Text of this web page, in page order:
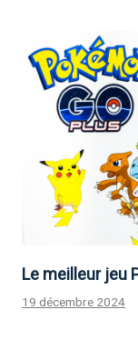
Le meilleur jeu
19 décembre 2024